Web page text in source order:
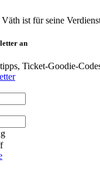
ist für seine
an
Ticket-Goodie-